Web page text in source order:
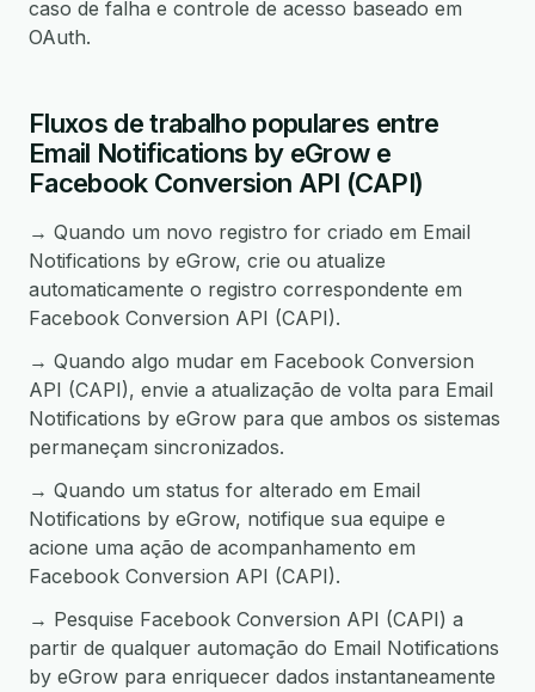
caso de falha e controle de acesso baseado em
OAuth.
Fluxos de trabalho populares entre
Email Notifications by eGrow e
Facebook Conversion API (CAPI)
→ Quando um novo registro for criado em Email
Notifications by eGrow, crie ou atualize
automaticamente o registro correspondente em
Facebook Conversion API (CAPI).
→ Quando algo mudar em Facebook Conversion
API (CAPI), envie a atualização de volta para Email
Notifications by eGrow para que ambos os sistemas
permaneçam sincronizados.
→ Quando um status for alterado em Email
Notifications by eGrow, notifique sua equipe e
acione uma ação de acompanhamento em
Facebook Conversion API (CAPI).
→ Pesquise Facebook Conversion API (CAPI) a
partir de qualquer automação do Email Notifications
by eGrow para enriquecer dados instantaneamente